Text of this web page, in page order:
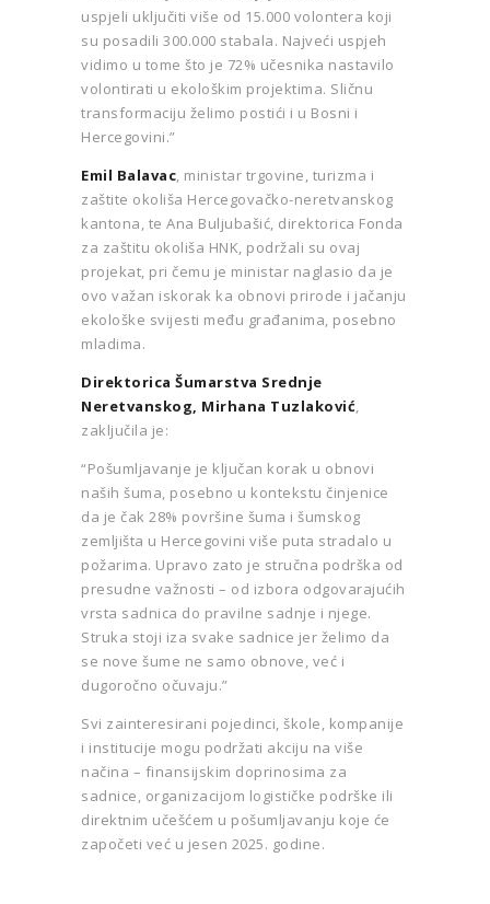
uspjeli uključiti više od 15.000 volontera koji
su posadili 300.000 stabala. Najveći uspjeh
vidimo u tome što je 72% učesnika nastavilo
volontirati u ekološkim projektima. Sličnu
transformaciju želimo postići i u Bosni i
Hercegovini.”
Emil Balavac, ministar trgovine, turizma i
zaštite okoliša Hercegovačko-neretvanskog
kantona, te Ana Buljubašić, direktorica Fonda
za zaštitu okoliša HNK, podržali su ovaj
projekat, pri čemu je ministar naglasio da je
ovo važan iskorak ka obnovi prirode i jačanju
ekološke svijesti među građanima, posebno
mladima.
Direktorica Šumarstva Srednje
Neretvanskog, Mirhana Tuzlaković,
zaključila je:
“Pošumljavanje je ključan korak u obnovi
naših šuma, posebno u kontekstu činjenice
da je čak 28% površine šuma i šumskog
zemljišta u Hercegovini više puta stradalo u
požarima. Upravo zato je stručna podrška od
presudne važnosti – od izbora odgovarajućih
vrsta sadnica do pravilne sadnje i njege.
Struka stoji iza svake sadnice jer želimo da
se nove šume ne samo obnove, već i
dugoročno očuvaju.”
Svi zainteresirani pojedinci, škole, kompanije
i institucije mogu podržati akciju na više
načina – finansijskim doprinosima za
sadnice, organizacijom logističke podrške ili
direktnim učešćem u pošumljavanju koje će
započeti već u jesen 2025. godine.